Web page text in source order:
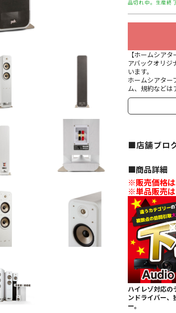
品切れ中。生産終
【ホームシア
アバックオリジ
います。
ホームシアター
ム、規約などは
■店舗ブロ
■︎商品詳細
※販売価格は
※単品販売は
ハイレゾ対応
ンドライバー
ー。